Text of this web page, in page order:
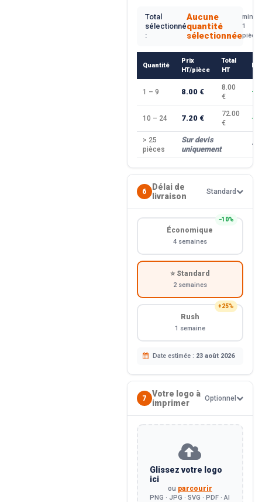
Total
sélectionné
:
Aucune
quantité
sélectionnée
min.
1
pièce
Quantité
Prix
HT/pièce
Total
HT
1 – 9 8.00 €
8.00
€
—
10 – 24 7.20 €
72.00
€
> 25
pièces
Sur devis
uniquement
—
6
Délai de
livraison
Standard
−10%
Économique
4 semaines
⭐ Standard
2 semaines
+25%
Rush
1 semaine
Date estimée : 23 août 2026
7
Votre logo à
imprimer
Optionnel
Glissez votre logo
ici
ou parcourir
PNG · JPG · SVG · PDF · AI